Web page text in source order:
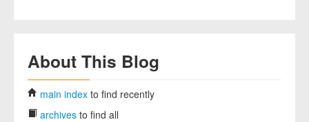
About This Blog
main index to find recently
archives to find all